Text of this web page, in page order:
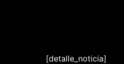
[detalle_noticia]